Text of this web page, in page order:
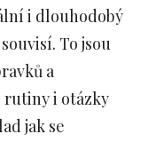
i dlouhodobý
To jsou
a
rutiny i otázky
jak se